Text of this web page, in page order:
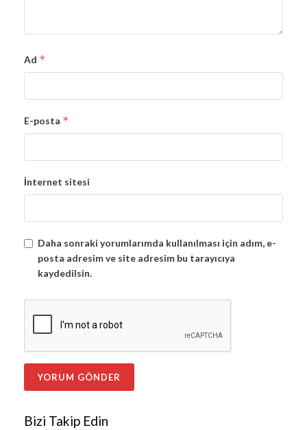
Ad *
E-posta *
İnternet sitesi
Daha sonraki yorumlarımda kullanılması için adım, e-
posta adresim ve site adresim bu tarayıcıya
kaydedilsin.
Bizi Takip Edin